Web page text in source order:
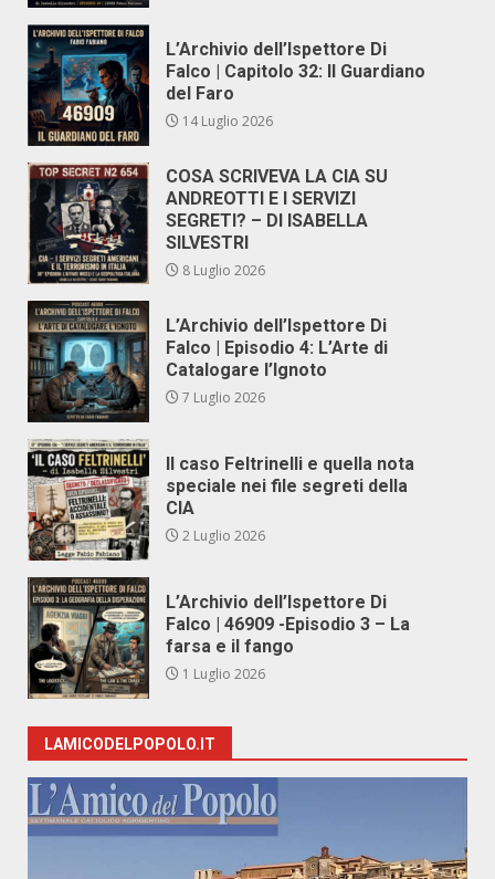
L’Archivio dell’Ispettore Di
Falco | Capitolo 32: Il Guardiano
del Faro
14 Luglio 2026
COSA SCRIVEVA LA CIA SU
ANDREOTTI E I SERVIZI
SEGRETI? – DI ISABELLA
SILVESTRI
8 Luglio 2026
L’Archivio dell’Ispettore Di
Falco | Episodio 4: L’Arte di
Catalogare l’Ignoto
7 Luglio 2026
Il caso Feltrinelli e quella nota
speciale nei file segreti della
CIA
2 Luglio 2026
L’Archivio dell’Ispettore Di
Falco | 46909 -Episodio 3 – La
farsa e il fango
1 Luglio 2026
LAMICODELPOPOLO.IT